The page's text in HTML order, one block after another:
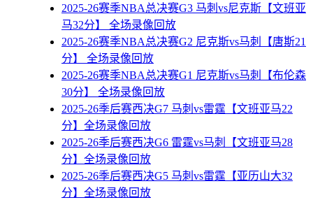
2025-26赛季NBA总决赛G3 马刺vs尼克斯【文班亚
马32分】 全场录像回放
2025-26赛季NBA总决赛G2 尼克斯vs马刺【唐斯21
分】 全场录像回放
2025-26赛季NBA总决赛G1 尼克斯vs马刺【布伦森
30分】 全场录像回放
2025-26季后赛西决G7 马刺vs雷霆【文班亚马22
分】全场录像回放
2025-26季后赛西决G6 雷霆vs马刺【文班亚马28
分】全场录像回放
2025-26季后赛西决G5 马刺vs雷霆【亚历山大32
分】全场录像回放